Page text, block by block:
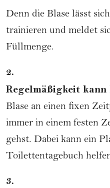
Denn die Blase lässt
trainieren und meldet
Füllmenge.
2.
Regelmäßigkeit kann
Blase an einen fixen
immer in einem festen
gehst. Dabei kann ein
Toilettentagebuch
3.